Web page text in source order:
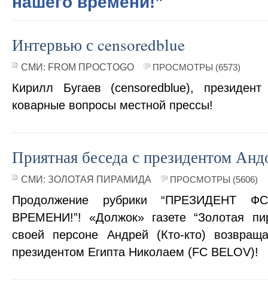
Интервью с censoredblue
СМИ: FROM ПРОСTOGO ПРОСМОТРЫ (6573)
Кирилл Бугаев (censoredblue),
коварные вопросы местной прессы!
Приятная беседа с президентом
СМИ: ЗОЛОТАЯ ПИРАМИДА ПРОСМОТРЫ (5606)
Продолжение рубрики
ВРЕМЕНИ!”! «Должок» газете “Золотая
своей персоне Андрей (Кто-кто)
президентом Египта Николаем (FC BELOV)!